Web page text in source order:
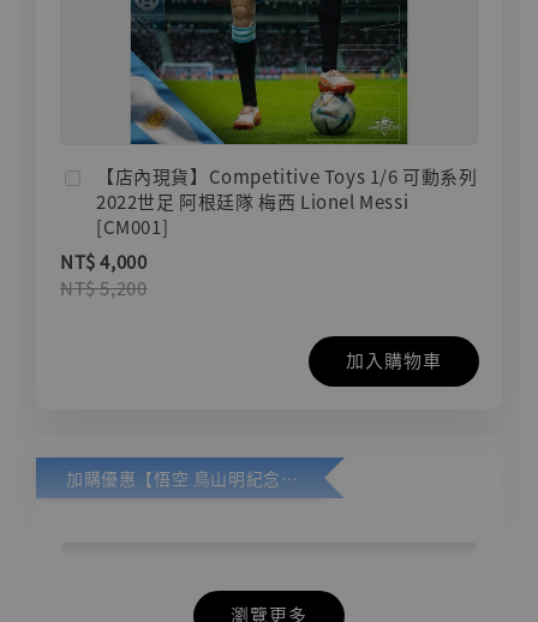
【店內現貨】Competitive Toys 1/6 可動系列
2022世足 阿根廷隊 梅西 Lionel Messi
[CM001]
NT$ 4,000
NT$ 5,200
加入購物車
加購優惠【悟空 鳥山明紀念款 [奇蹟工作室]】
瀏覽更多